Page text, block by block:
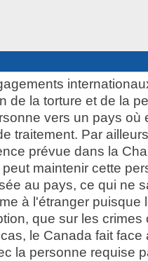
de la torture et de la
vers un pays où
traitement. Par
prévue dans la
maintenir cette
au pays, ce qui ne
à l'étranger puisque
que sur les crimes
le Canada fait face
la personne requise